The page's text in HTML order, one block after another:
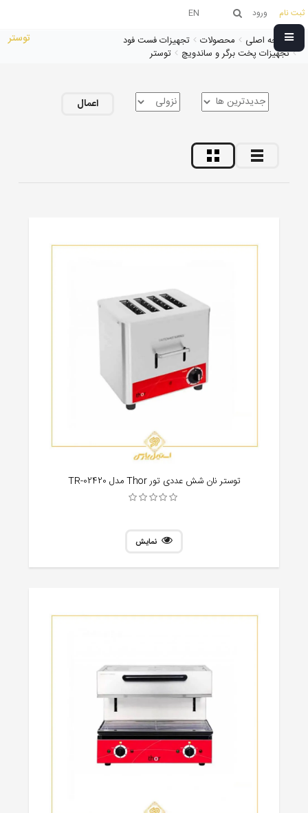
ثبت نام ورود EN
صفحه اصلی محصولات
تجهیزات فست فود
تجهیزات پخت برگر و ساندویچ
توستر
توستر
اعمال
توستر نان شش عددی تور Thor مدل TR-02420
نمایش